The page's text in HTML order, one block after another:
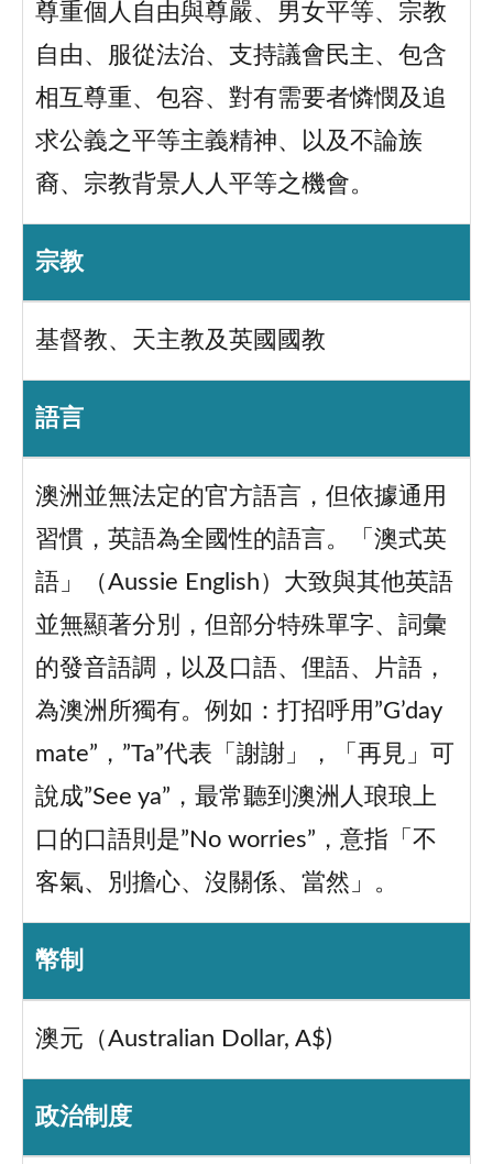
尊重個人自由與尊嚴、男女平等、宗教
自由、服從法治、支持議會民主、包含
相互尊重、包容、對有需要者憐憫及追
求公義之平等主義精神、以及不論族
裔、宗教背景人人平等之機會。
宗教
基督教、天主教及英國國教
語言
澳洲並無法定的官方語言，但依據通用
習慣，英語為全國性的語言。「澳式英
語」（Aussie English）大致與其他英語
並無顯著分別，但部分特殊單字、詞彙
的發音語調，以及口語、俚語、片語，
為澳洲所獨有。例如：打招呼用”G’day
mate”，”Ta”代表「謝謝」，「再見」可
說成”See ya”，最常聽到澳洲人琅琅上
口的口語則是”No worries”，意指「不
客氣、別擔心、沒關係、當然」。
幣制
澳元（Australian Dollar, A$)
政治制度